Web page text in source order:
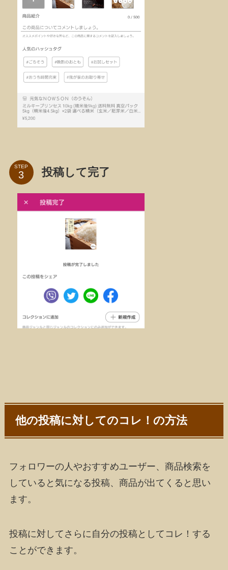
STEP 投稿して完了
他の投稿に対してのコレ！の方法
フォロワーの人やおすすめユーザー、商品検索を
していると気になる投稿、商品が出てくると思い
ます。
投稿に対してさらに自分の投稿としてコレ！する
ことができます。